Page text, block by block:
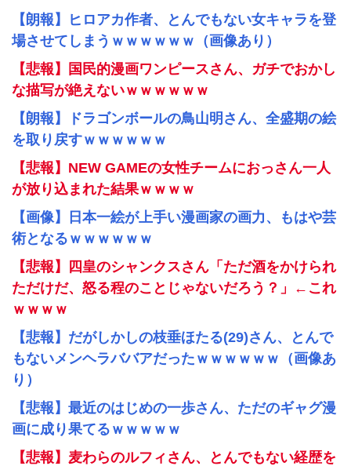
【朗報】ヒロアカ作者、とんでもない女キャラを登
場させてしまうｗｗｗｗｗｗ（画像あり）
【悲報】国民的漫画ワンピースさん、ガチでおかし
な描写が絶えないｗｗｗｗｗｗ
【朗報】ドラゴンボールの鳥山明さん、全盛期の絵
を取り戻すｗｗｗｗｗｗ
【悲報】NEW GAMEの女性チームにおっさん一人
が放り込まれた結果ｗｗｗｗ
【画像】日本一絵が上手い漫画家の画力、もはや芸
術となるｗｗｗｗｗｗ
【悲報】四皇のシャンクスさん「ただ酒をかけられ
ただけだ、怒る程のことじゃないだろう？」←これ
ｗｗｗｗ
【悲報】だがしかしの枝垂ほたる(29)さん、とんで
もないメンヘラババアだったｗｗｗｗｗｗ（画像あ
り）
【悲報】最近のはじめの一歩さん、ただのギャグ漫
画に成り果てるｗｗｗｗｗ
【悲報】麦わらのルフィさん、とんでもない経歴を